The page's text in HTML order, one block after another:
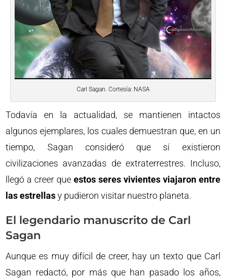
Carl Sagan. Cortesía: NASA
Todavía en la actualidad, se mantienen intactos
algunos ejemplares, los cuales demuestran que, en un
tiempo, Sagan consideró que sí existieron
civilizaciones avanzadas de extraterrestres. Incluso,
llegó a creer que estos seres vivientes viajaron entre
las estrellasy pudieron visitar nuestro planeta.
El legendario manuscrito de Carl
Sagan
Aunque es muy difícil de creer, hay un texto que Carl
Sagan redactó, por más que han pasado los años,